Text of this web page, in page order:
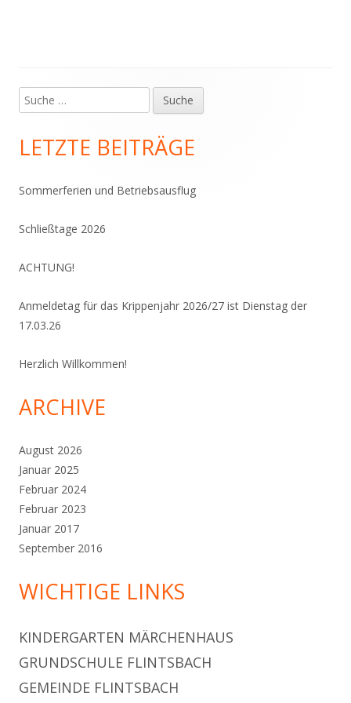
Haupt-
Sidebar
u
c
h
n
c
:
LETZTE BEITRÄGE
Sommerferien und Betriebsausflug
Schließtage 2026
ACHTUNG!
Anmeldetag für das Krippenjahr 2026/27 ist Dienstag der
17.03.26
Herzlich Willkommen!
ARCHIVE
August 2026
Januar 2025
Februar 2024
Februar 2023
Januar 2017
September 2016
WICHTIGE LINKS
KINDERGARTEN MÄRCHENHAUS
GRUNDSCHULE FLINTSBACH
GEMEINDE FLINTSBACH